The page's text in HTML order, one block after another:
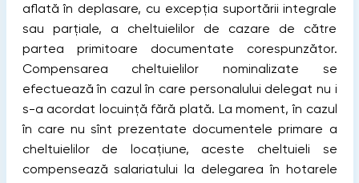
aflată în deplasare, cu excepția suportării integrale
sau parțiale, a cheltuielilor de cazare de către
partea primitoare documentate corespunzător.
Compensarea cheltuielilor nominalizate se
efectuează în cazul în care personalului delegat nu i
s-a acordat locuință fără plată. La moment, în cazul
în care nu sînt prezentate documentele primare a
cheltuielilor de locaţiune, aceste cheltuieli se
compensează salariatului la delegarea în hotarele